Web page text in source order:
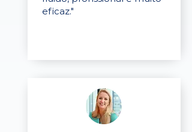
eficaz."